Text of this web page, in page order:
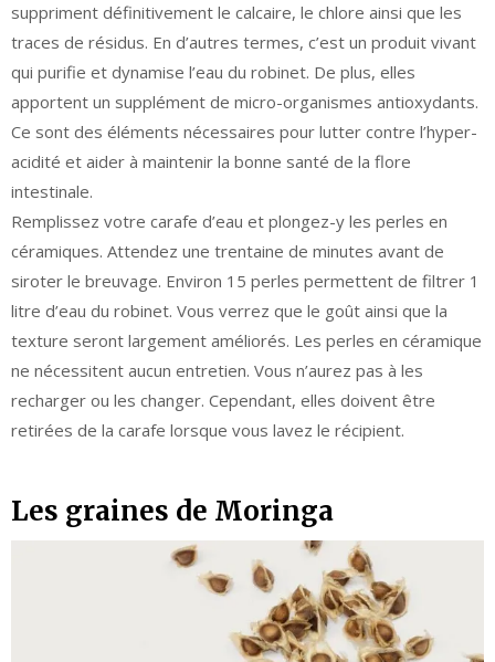
suppriment définitivement le calcaire, le chlore ainsi que les
traces de résidus. En d’autres termes, c’est un produit vivant
qui purifie et dynamise l’eau du robinet. De plus, elles
apportent un supplément de micro-organismes antioxydants.
Ce sont des éléments nécessaires pour lutter contre l’hyper-
acidité et aider à maintenir la bonne santé de la flore
intestinale.
Remplissez votre carafe d’eau et plongez-y les perles en
céramiques. Attendez une trentaine de minutes avant de
siroter le breuvage. Environ 15 perles permettent de filtrer 1
litre d’eau du robinet. Vous verrez que le goût ainsi que la
texture seront largement améliorés. Les perles en céramique
ne nécessitent aucun entretien. Vous n’aurez pas à les
recharger ou les changer. Cependant, elles doivent être
retirées de la carafe lorsque vous lavez le récipient.
Les graines de Moringa